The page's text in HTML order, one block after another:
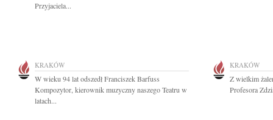
Przyjaciela...
KRAKÓW
W wieku 94 lat odszedł Franciszek Barfuss
Kompozytor, kierownik muzyczny naszego Teatru w
latach...
KRAKÓW
Z wielkim
Profesora